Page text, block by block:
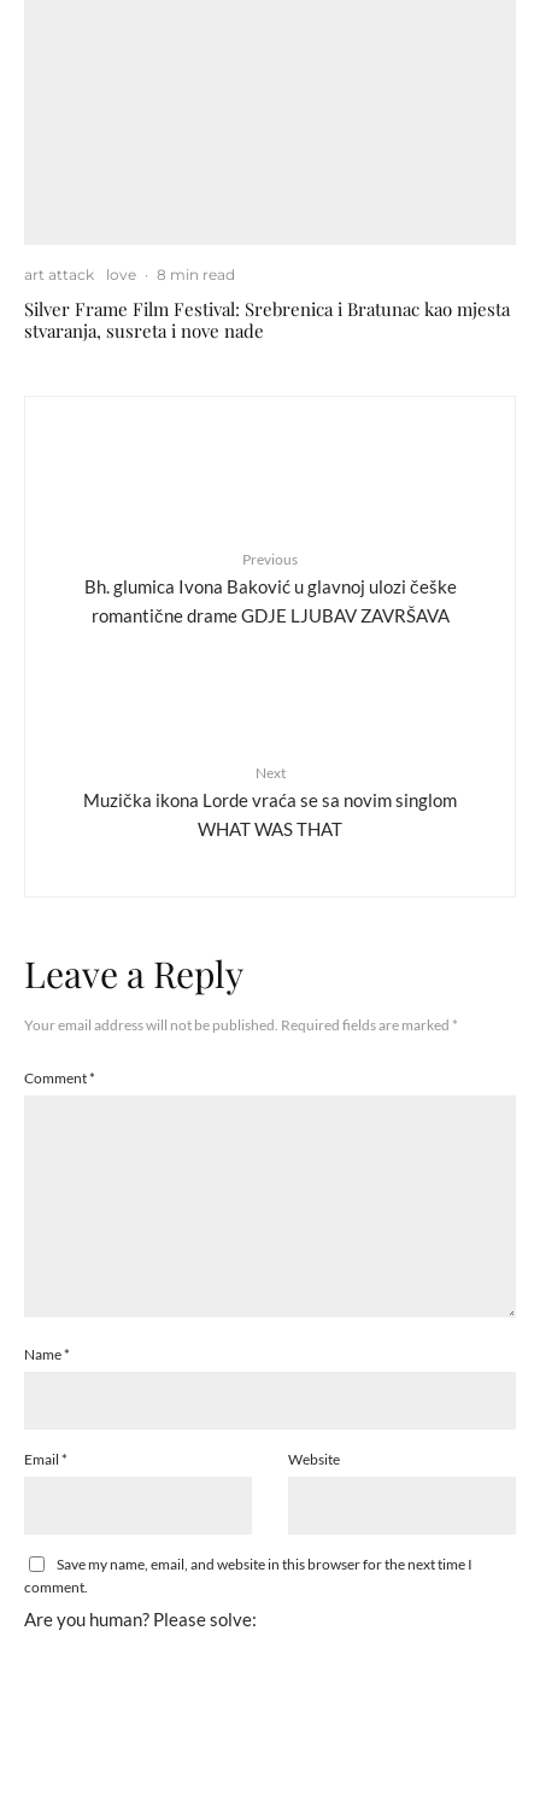
art attack love · 8 min read
Silver Frame Film Festival: Srebrenica i Bratunac kao mjesta
stvaranja, susreta i nove nade
Previous
Bh. glumica Ivona Baković u glavnoj ulozi češke
romantične drame GDJE LJUBAV ZAVRŠAVA
Next
Muzička ikona Lorde vraća se sa novim singlom
WHAT WAS THAT
Leave a Reply
Your email address will not be published. Required fields are marked *
Comment*
Name*
Email * Website
Save my name, email, and website in this browser for the next time I
comment.
Are you human? Please solve: